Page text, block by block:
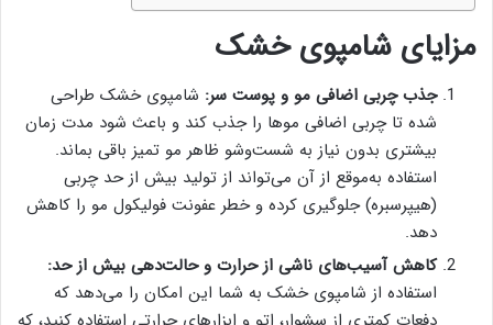
مزایای شامپوی خشک
جذب چربی اضافی مو و پوست سر: شامپوی خشک طراحی
شده تا چربی اضافی موها را جذب کند و باعث شود مدت زمان
بیشتری بدون نیاز به شست‌وشو ظاهر مو تمیز باقی بماند.
استفاده به‌موقع از آن می‌تواند از تولید بیش از حد چربی
(هیپرسبره) جلوگیری کرده و خطر عفونت فولیکول مو را کاهش
دهد.
کاهش آسیب‌های ناشی از حرارت و حالت‌دهی بیش از حد:
استفاده از شامپوی خشک به شما این امکان را می‌دهد که